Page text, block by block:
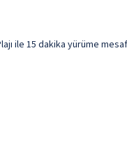
15 dakika yürüme